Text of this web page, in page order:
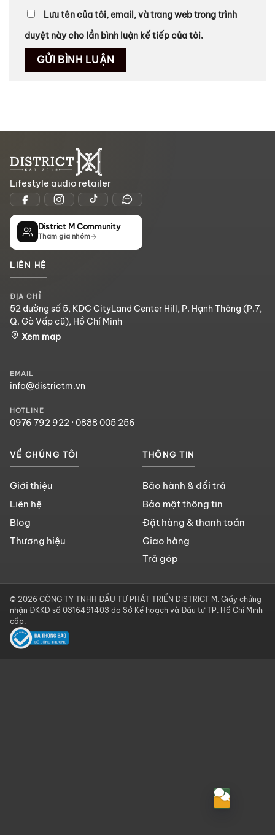
Lưu tên của tôi, email, và trang web trong trình
duyệt này cho lần bình luận kế tiếp của tôi.
Lifestyle audio retailer
District M Community
Tham gia nhóm
LIÊN HỆ
ĐỊA CHỈ
52 đường số 5, KDC CityLand Center Hill, P. Hạnh Thông (P.7,
Q. Gò Vấp cũ), Hồ Chí Minh
Xem map
EMAIL
info@districtm.vn
HOTLINE
0976 792 922 · 0888 005 256
VỀ CHÚNG TÔI
Giới thiệu
Liên hệ
Blog
Thương hiệu
THÔNG TIN
Bảo hành & đổi trả
Bảo mật thông tin
Đặt hàng & thanh toán
Giao hàng
Trả góp
© 2026 CÔNG TY TNHH ĐẦU TƯ PHÁT TRIỂN DISTRICT M. Giấy chứng
nhận ĐKKD số 0316491403 do Sở Kế hoạch và Đầu tư TP. Hồ Chí Minh
cấp.